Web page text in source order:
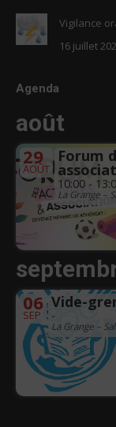
Vigilance
16 juillet
Agenda
août
29
AOÛT
Forum
10:00 -
La Grange –
06
SEP
Vide-
-
La Grange –